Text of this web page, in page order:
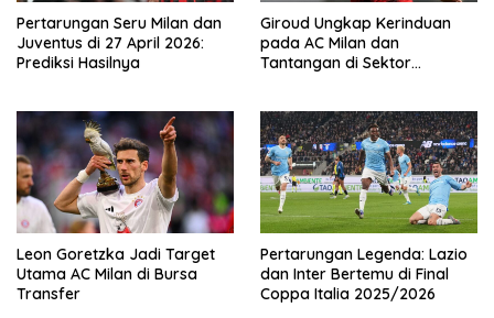
Pertarungan Seru Milan dan
Juventus di 27 April 2026:
Prediksi Hasilnya
Giroud Ungkap Kerinduan
pada AC Milan dan
Tantangan di Sektor
Leon Goretzka Jadi Target
Utama AC Milan di Bursa
Transfer
Pertarungan Legenda: Lazio
dan Inter Bertemu di Final
Coppa Italia 2025/2026